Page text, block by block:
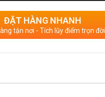
ĐẶT HÀNG NHANH
tận nơi - Tích lũy điểm trọn đời